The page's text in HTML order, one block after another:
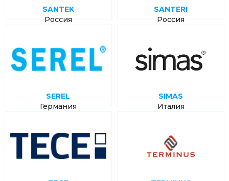
SANTEK
Россия
SANTERI
Россия
SEREL
Германия
SIMAS
Италия